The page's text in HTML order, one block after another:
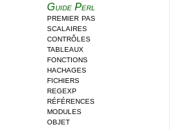
Guide Perl
premier pas
scalaires
contrôles
tableaux
fonctions
hachages
fichiers
regexp
références
modules
objet